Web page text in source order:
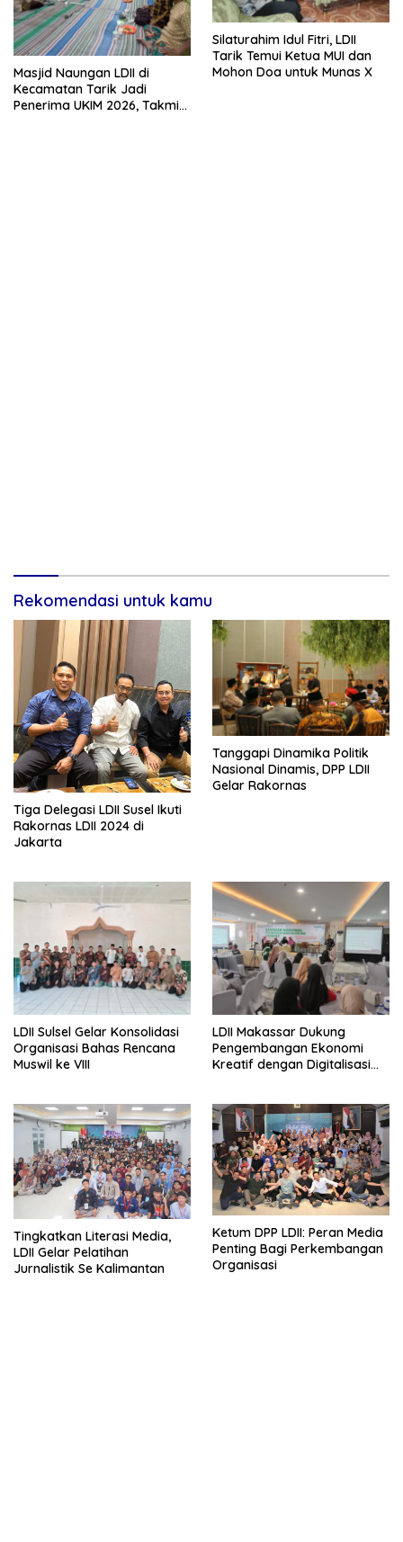
Masjid Naungan LDII di
Kecamatan Tarik Jadi
Penerima UKIM 2026, Takmir
Silaturahim Idul Fitri, LDII
Tarik Temui Ketua MUI dan
Mohon Doa untuk Munas X
Rekomendasi untuk kamu
Tiga Delegasi LDII Susel Ikuti
Rakornas LDII 2024 di
Jakarta
Tanggapi Dinamika Politik
Nasional Dinamis, DPP LDII
Gelar Rakornas
LDII Sulsel Gelar Konsolidasi
Organisasi Bahas Rencana
Muswil ke VIII
LDII Makassar Dukung
Pengembangan Ekonomi
Kreatif dengan Digitalisasi
Tingkatkan Literasi Media,
LDII Gelar Pelatihan
Jurnalistik Se Kalimantan
Ketum DPP LDII: Peran Media
Penting Bagi Perkembangan
Organisasi